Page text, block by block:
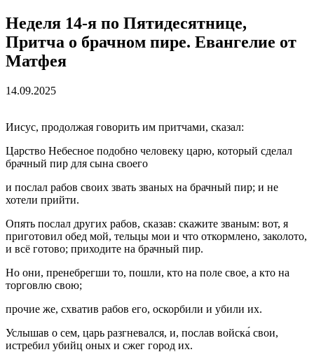
Неделя 14-я по Пятидесятнице,
Притча о брачном пире. Евангелие от
Матфея
14.09.2025
Иисус, продолжая говорить им притчами, сказал:
Царство Небесное подобно человеку царю, который сделал
брачный пир для сына своего
и послал рабов своих звать званых на брачный пир; и не
хотели прийти.
Опять послал других рабов, сказав: скажите званым: вот, я
приготовил обед мой, тельцы мои и что откормлено, заколото,
и всё готово; приходите на брачный пир.
Но они, пренебрегши то, пошли, кто на поле свое, а кто на
торговлю свою;
прочие же, схватив рабов его, оскорбили и убили их.
Услышав о сем, царь разгневался, и, послав войска́ свои,
истребил убийц оных и сжег город их.